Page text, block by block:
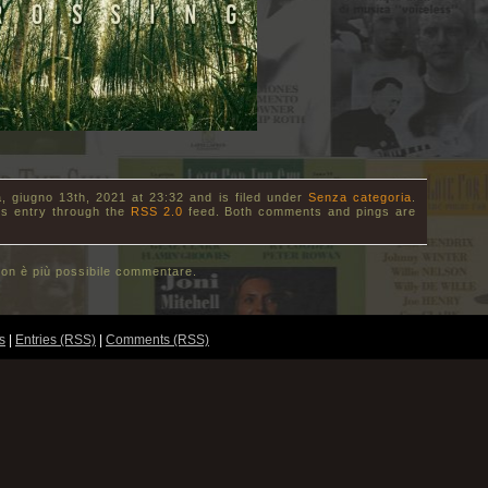
giugno 13th, 2021 at 23:32 and is filed under Senza categoria
entry through the RSS 2.0 feed. Both comments and pings are
è più possibile commentare.
Entries (RSS) Comments (RSS)